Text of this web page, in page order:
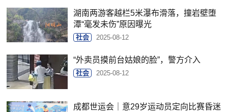
湖南两游客越栏5米瀑布滑落，撞岩壁堕
潭“毫发未伤”原因曝光
社会 2025-08-12
“外卖员摸前台姑娘的脸”，警方介入
社会 2025-08-12
成都世运会｜意29岁运动员定向比赛昏迷